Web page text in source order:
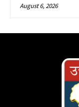
August 6, 2026